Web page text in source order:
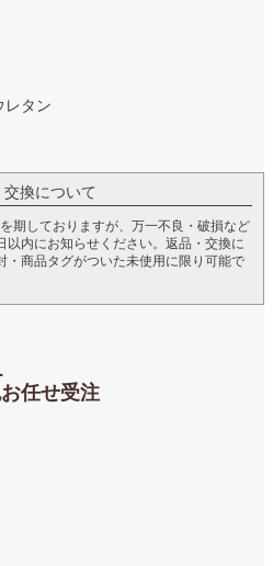
タン
交換について
期しておりますが、万一不良・破損など
内にお知らせください。返品・交換に
・商品タグがついた未使用に限り可能で
任せ受注